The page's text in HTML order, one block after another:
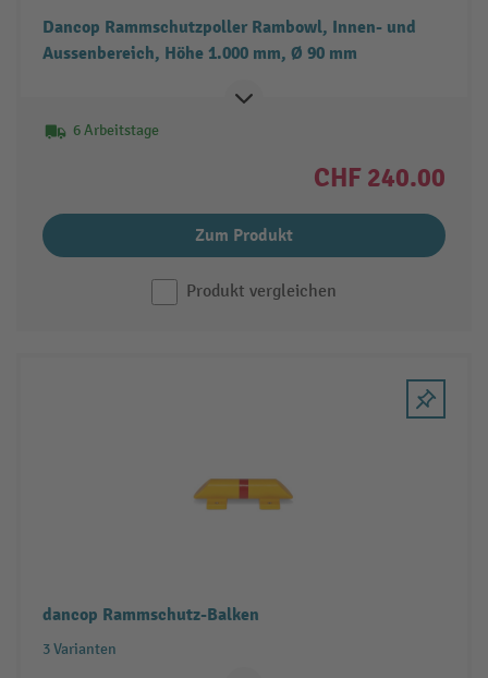
Dancop Rammschutzpoller Rambowl, Innen- und
Aussenbereich, Höhe 1.000 mm, Ø 90 mm
6 Arbeitstage
CHF 240.00
Zum Produkt
Produkt vergleichen
dancop Rammschutz-Balken
3 Varianten